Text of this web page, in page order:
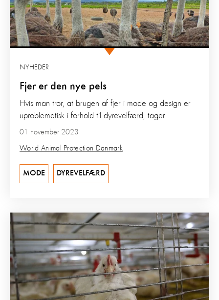
Fjer er den nye pels
NYHEDER
01 november 2023
World Animal Protection Danmark
Hvis man tror, at brugen af fjer i mode og design er
uproblematisk i forhold til dyrevelfærd, tager...
MODE DYREVELFÆRD